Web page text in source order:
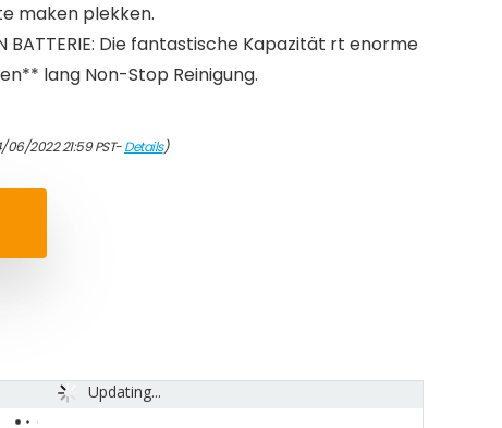
maken plekken.
BATTERIE: Die fantastische Kapazität rt enorme
lang Non-Stop Reinigung.
2022 21:59 PST-Details)
Updating...